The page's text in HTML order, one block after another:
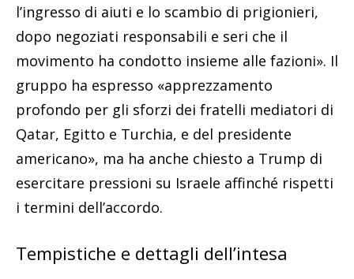
l’ingresso di aiuti e lo scambio di prigionieri,
dopo negoziati responsabili e seri che il
movimento ha condotto insieme alle fazioni». Il
gruppo ha espresso «apprezzamento
profondo per gli sforzi dei fratelli mediatori di
Qatar, Egitto e Turchia, e del presidente
americano», ma ha anche chiesto a Trump di
esercitare pressioni su Israele affinché rispetti
i termini dell’accordo.
Tempistiche e dettagli dell’intesa